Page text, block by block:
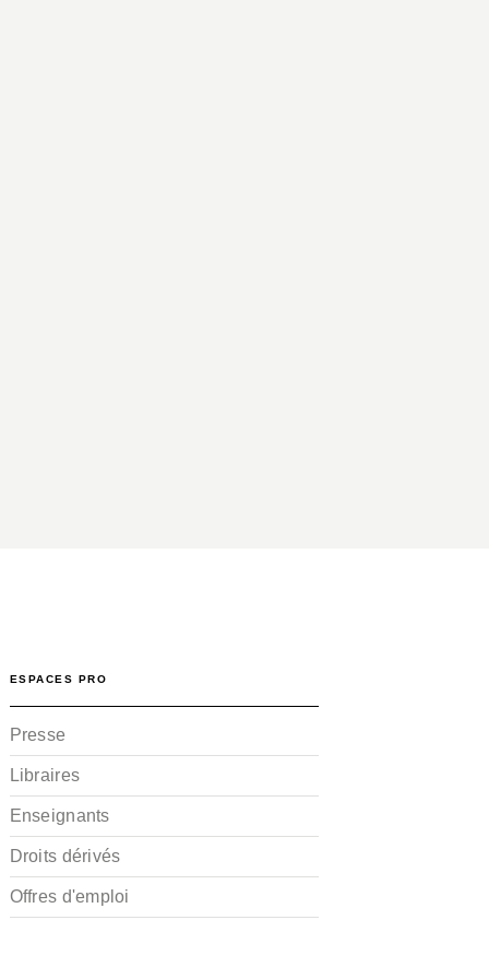
ESPACES PRO
Presse
Libraires
Enseignants
Droits dérivés
Offres d'emploi